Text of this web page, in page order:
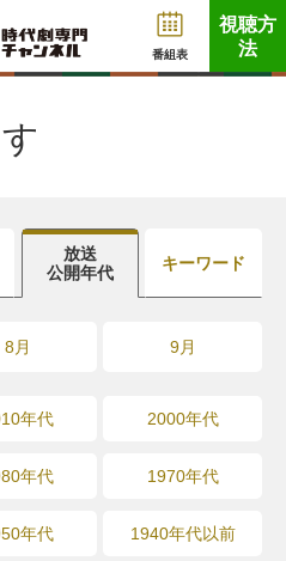
番組表
視聴方
法
放送
公開年代
キーワード
8月 9月
年代 2000年代
年代 1970年代
年代 1940年代以前